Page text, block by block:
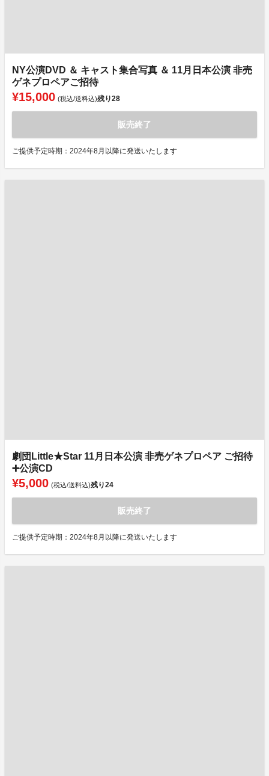
NY公演DVD ＆ キャスト集合写真 ＆ 11月日本公演 非売
ゲネプロペアご招待
¥15,000 (税込/送料込)残り28
販売終了
ご提供予定時期：2024年8月以降に発送いたします
劇団Little★Star 11月日本公演 非売ゲネプロペア ご招待
➕公演CD
¥5,000 (税込/送料込)残り24
販売終了
ご提供予定時期：2024年8月以降に発送いたします